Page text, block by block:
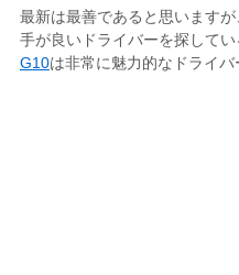
最新は最善であると思います
手が良いドライバーを探して
G10は非常に魅力的なドライバ